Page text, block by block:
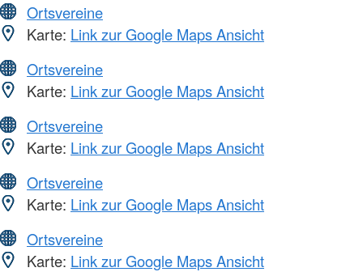
Ortsvereine
Karte: Link zur Google Maps Ansicht
Ortsvereine
Karte: Link zur Google Maps Ansicht
Ortsvereine
Karte: Link zur Google Maps Ansicht
Ortsvereine
Karte: Link zur Google Maps Ansicht
Ortsvereine
Karte: Link zur Google Maps Ansicht